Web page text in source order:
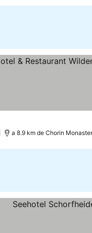
a 8.9 km de Chorin